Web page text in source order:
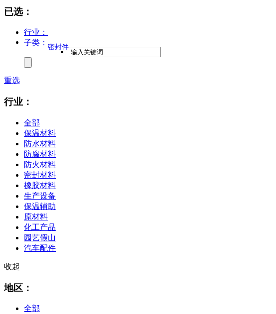
已选：
行业：
子类： 密封件
重选
行业：
全部
保温材料
防水材料
防腐材料
防火材料
密封材料
橡胶材料
生产设备
保温辅助
原材料
化工产品
园艺假山
汽车配件
收起
地区：
全部